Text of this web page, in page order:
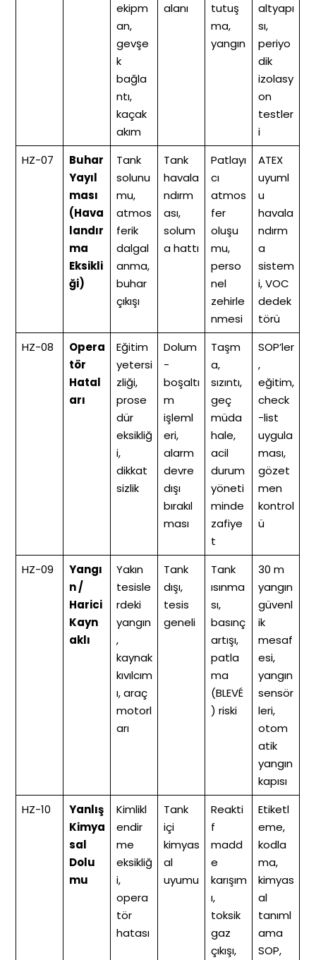
ekipm
an,
gevşe
k
bağla
ntı,
kaçak
akım
alanı
tutuş
ma,
yangın
altyapı
sı,
periyo
dik
izolasy
on
testler
i
HZ-07
Buhar
Yayıl
ması
(Hava
landır
ma
Eksikli
ği)
Tank
solunu
mu,
atmos
ferik
dalgal
anma,
buhar
çıkışı
Tank
havala
ndırm
ası,
solum
a hattı
Patlayı
cı
atmos
fer
oluşu
mu,
perso
nel
zehirle
nmesi
ATEX
uyuml
u
havala
ndırm
a
sistem
i, VOC
dedek
törü
HZ-08
Opera
tör
Hatal
arı
Eğitim
yetersi
zliği,
prose
dür
eksikliğ
i,
dikkat
sizlik
Dolum
-
boşaltı
m
işleml
eri,
alarm
devre
dışı
bırakıl
ması
Taşm
a,
sızıntı,
geç
müda
hale,
acil
durum
yöneti
minde
zafiye
t
SOP’ler
,
eğitim,
check
-list
uygula
ması,
gözet
men
kontrol
ü
HZ-09
Yangı
n /
Harici
Kayn
aklı
Yakın
tesisle
rdeki
yangın
,
kaynak
kıvılcım
ı, araç
motorl
arı
Tank
dışı,
tesis
geneli
Tank
ısınma
sı,
basınç
artışı,
patla
ma
(BLEVÉ
) riski
30 m
yangın
güvenl
ik
mesaf
esi,
yangın
sensör
leri,
otom
atik
yangın
kapısı
HZ-10
Yanlış
Kimya
sal
Dolu
mu
Kimlikl
endir
me
eksikliğ
i,
opera
tör
hatası
Tank
içi
kimyas
al
uyumu
Reakti
f
madd
e
karışım
ı,
toksik
gaz
çıkışı,
Etiketl
eme,
kodla
ma,
kimyas
al
tanıml
ama
SOP,